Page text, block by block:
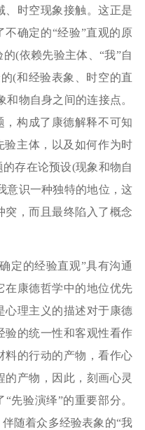
、时空现象接触。这正是
不确定的“经验”直观的原
(依赖先验主体、“我”自
(和经验表象、时空的直
物自身之间的连接点。
，构成了康德解释不可知
验主体，以及如何作为时
存在论预设(现象和物自
意识一种独特的地位，这
突，而且最终陷入了概念
定的经验直观”具有沟通
在康德哲学中的地位优先
心理主义的描述对于康德
验的统一性和客观性看作
料的行动的产物，看作心
的产物，因此，刻画心灵
先验演绎”的重要部分。
随着众多经验表象的“我